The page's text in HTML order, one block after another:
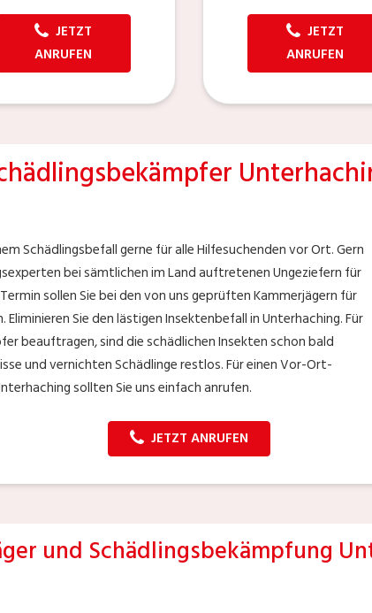
JETZT
ANRUFEN
JETZT
ANRUFEN
Schädlingsbefall gerne für alle Hilfesuchenden vor Ort. Gern
bei sämtlichen im Land auftretenen Ungeziefern für
sollen Sie bei den von uns geprüften Kammerjägern für
Sie den lästigen Insektenbefall in Unterhaching. Für
beauftragen, sind die schädlichen Insekten schon bald
und vernichten Schädlinge restlos. Für einen Vor-Ort-
sollten Sie uns einfach anrufen.
JETZT ANRUFEN
und Schädlingsbekämpfung